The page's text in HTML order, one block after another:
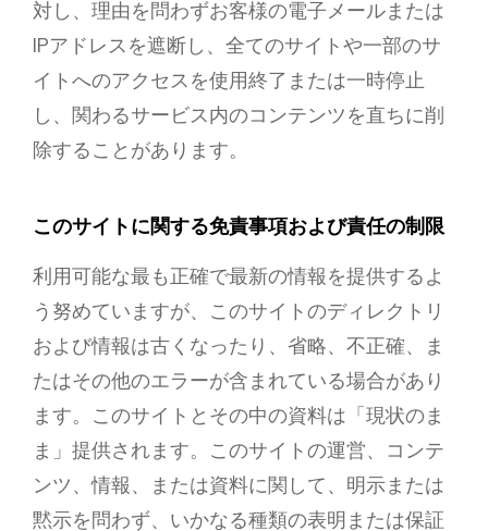
対し、理由を問わずお客様の電子メールまたは
IPアドレスを遮断し、全てのサイトや一部のサ
イトへのアクセスを使用終了または一時停止
し、関わるサービス内のコンテンツを直ちに削
除することがあります。
このサイトに関する免責事項および責任の制限
利用可能な最も正確で最新の情報を提供するよ
う努めていますが、このサイトのディレクトリ
および情報は古くなったり、省略、不正確、ま
たはその他のエラーが含まれている場合があり
ます。このサイトとその中の資料は「現状のま
ま」提供されます。このサイトの運営、コンテ
ンツ、情報、または資料に関して、明示または
黙示を問わず、いかなる種類の表明または保証